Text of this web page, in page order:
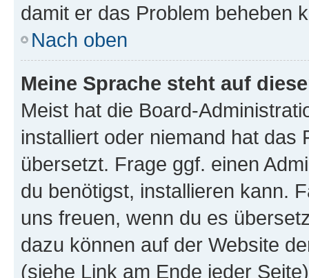
damit er das Problem beheben
Nach oben
Meine Sprache steht auf
Meist hat die Board-
installiert oder niemand hat das
übersetzt. Frage ggf. einen
du benötigst, installieren kann.
uns freuen, wenn du es
dazu können auf der Website
(siehe Link am Ende jeder